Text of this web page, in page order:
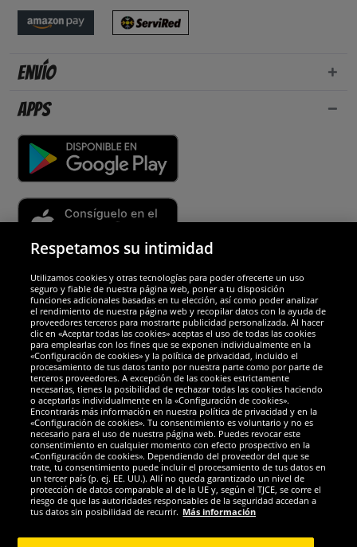
Envío
Apps
Socios y seguridad
Galardones
Redes sociales
Respetamos su intimidad
Utilizamos cookies y otras tecnologías para poder ofrecerte un uso
seguro y fiable de nuestra página web, poner a tu disposición
funciones adicionales basadas en tu elección, así como poder analizar
el rendimiento de nuestra página web y recopilar datos con la ayuda de
proveedores terceros para mostrarte publicidad personalizada. Al hacer
clic en «Aceptar todas las cookies» aceptas el uso de todas las cookies
para emplearlas con los fines que se exponen individualmente en la
«Configuración de cookies» y la política de privacidad, incluido el
procesamiento de tus datos tanto por nuestra parte como por parte de
terceros proveedores. A excepción de las cookies estrictamente
necesarias, tienes la posibilidad de rechazar todas las cookies haciendo
o aceptarlas individualmente en la «Configuración de cookies».
Encontrarás más información en nuestra política de privacidad y en la
«Configuración de cookies». Tu consentimiento es voluntario y no es
necesario para el uso de nuestra página web. Puedes revocar este
consentimiento en cualquier momento con efecto prospectivo en la
«Configuración de cookies». Dependiendo del proveedor del que se
trate, tu consentimiento puede incluir el procesamiento de tus datos en
un tercer país (p. ej. EE. UU.). Allí no queda garantizado un nivel de
protección de datos comparable al de la UE y, según el TJCE, se corre el
riesgo de que las autoridades responsables de la seguridad accedan a
tus datos sin posibilidad de recurrir. Más información